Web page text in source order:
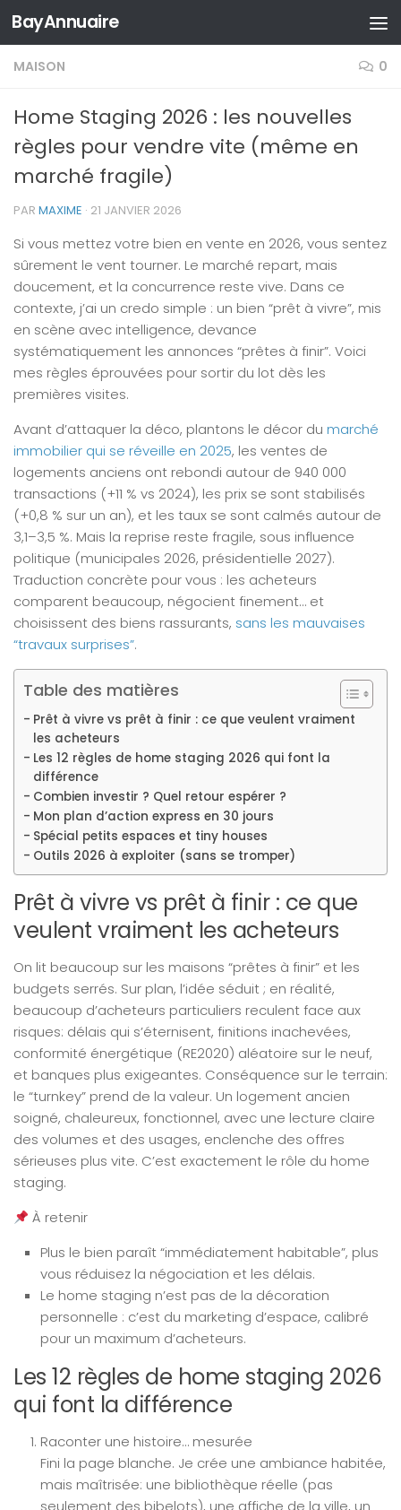
Skip to content
BayAnnuaire
MAISON 0
Home Staging 2026 : les nouvelles
règles pour vendre vite (même en
marché fragile)
PAR MAXIME · 21 JANVIER 2026
Si vous mettez votre bien en vente en 2026, vous sentez
sûrement le vent tourner. Le marché repart, mais
doucement, et la concurrence reste vive. Dans ce
contexte, j’ai un credo simple : un bien “prêt à vivre”, mis
en scène avec intelligence, devance
systématiquement les annonces “prêtes à finir”. Voici
mes règles éprouvées pour sortir du lot dès les
premières visites.
Avant d’attaquer la déco, plantons le décor du marché
immobilier qui se réveille en 2025, les ventes de
logements anciens ont rebondi autour de 940 000
transactions (+11 % vs 2024), les prix se sont stabilisés
(+0,8 % sur un an), et les taux se sont calmés autour de
3,1–3,5 %. Mais la reprise reste fragile, sous influence
politique (municipales 2026, présidentielle 2027).
Traduction concrète pour vous : les acheteurs
comparent beaucoup, négocient finement… et
choisissent des biens rassurants, sans les mauvaises
“travaux surprises”.
Table des matières
Prêt à vivre vs prêt à finir : ce que veulent vraiment
les acheteurs
Les 12 règles de home staging 2026 qui font la
différence
Combien investir ? Quel retour espérer ?
Mon plan d’action express en 30 jours
Spécial petits espaces et tiny houses
Outils 2026 à exploiter (sans se tromper)
Prêt à vivre vs prêt à finir : ce que
veulent vraiment les acheteurs
On lit beaucoup sur les maisons “prêtes à finir” et les
budgets serrés. Sur plan, l’idée séduit ; en réalité,
beaucoup d’acheteurs particuliers reculent face aux
risques: délais qui s’éternisent, finitions inachevées,
conformité énergétique (RE2020) aléatoire sur le neuf,
et banques plus exigeantes. Conséquence sur le terrain:
le “turnkey” prend de la valeur. Un logement ancien
soigné, chaleureux, fonctionnel, avec une lecture claire
des volumes et des usages, enclenche des offres
sérieuses plus vite. C’est exactement le rôle du home
staging.
À retenir
Plus le bien paraît “immédiatement habitable”, plus
vous réduisez la négociation et les délais.
Le home staging n’est pas de la décoration
personnelle : c’est du marketing d’espace, calibré
pour un maximum d’acheteurs.
Les 12 règles de home staging 2026
qui font la différence
Raconter une histoire… mesurée
Fini la page blanche. Je crée une ambiance habitée,
mais maîtrisée: une bibliothèque réelle (pas
seulement des bibelots), une affiche de la ville, un